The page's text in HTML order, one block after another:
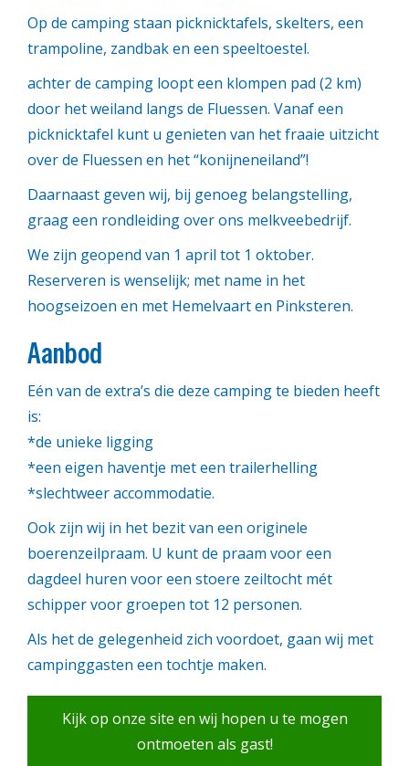
Op de camping staan picknicktafels, skelters, een
trampoline, zandbak en een speeltoestel.
achter de camping loopt een klompen pad (2 km)
door het weiland langs de Fluessen. Vanaf een
picknicktafel kunt u genieten van het fraaie uitzicht
over de Fluessen en het “konijneneiland”!
Daarnaast geven wij, bij genoeg belangstelling,
graag een rondleiding over ons melkveebedrijf.
We zijn geopend van 1 april tot 1 oktober.
Reserveren is wenselijk; met name in het
hoogseizoen en met Hemelvaart en Pinksteren.
Aanbod
Eén van de extra’s die deze camping te bieden heeft
is:
*de unieke ligging
*een eigen haventje met een trailerhelling
*slechtweer accommodatie.
Ook zijn wij in het bezit van een originele
boerenzeilpraam. U kunt de praam voor een
dagdeel huren voor een stoere zeiltocht mét
schipper voor groepen tot 12 personen.
Als het de gelegenheid zich voordoet, gaan wij met
campinggasten een tochtje maken.
Kijk op onze site en wij hopen u te mogen
ontmoeten als gast!